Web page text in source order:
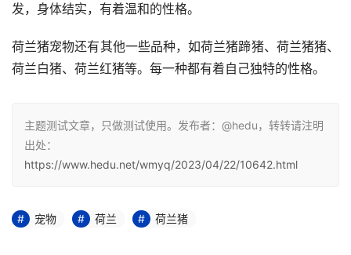
发，身体结实，有着温和的性格。
荷兰猪宠物还有其他一些品种，如荷兰猪蹄猪、荷兰猪猪、
荷兰白猪、荷兰红猪等。每一种都有着自己独特的性格。
主题测试文章，只做测试使用。发布者：@hedu，转转请注明
出处：
https://www.hedu.net/wmyq/2023/04/22/10642.html
宠物 荷兰 荷兰猪